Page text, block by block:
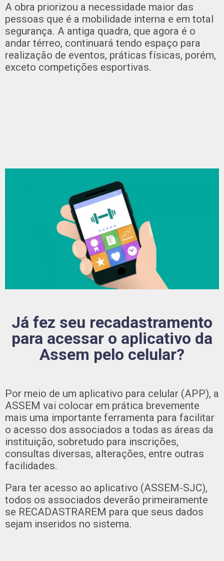
A obra priorizou a necessidade maior das
pessoas que é a mobilidade interna e em total
segurança. A antiga quadra, que agora é o
andar térreo, continuará tendo espaço para
realização de eventos, práticas físicas, porém,
exceto competições esportivas.
Já fez seu recadastramento
para acessar o aplicativo da
Assem pelo celular?
Por meio de um aplicativo para celular (APP), a
ASSEM vai colocar em prática brevemente
mais uma importante ferramenta para facilitar
o acesso dos associados a todas as áreas da
instituição, sobretudo para inscrições,
consultas diversas, alterações, entre outras
facilidades.
Para ter acesso ao aplicativo (ASSEM-SJC),
todos os associados deverão primeiramente
se RECADASTRAREM para que seus dados
sejam inseridos no sistema.